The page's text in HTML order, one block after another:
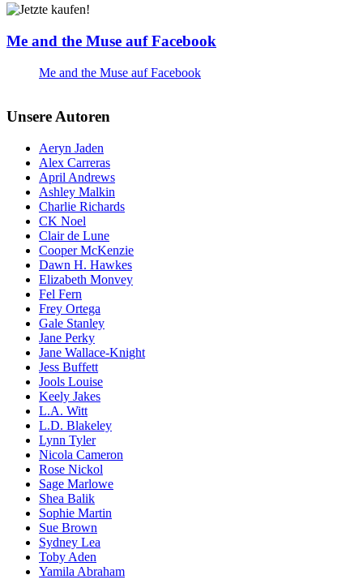
Me and the Muse auf Facebook
Me and the Muse auf Facebook
Unsere Autoren
Aeryn Jaden
Alex Carreras
April Andrews
Ashley Malkin
Charlie Richards
CK Noel
Clair de Lune
Cooper McKenzie
Dawn H. Hawkes
Elizabeth Monvey
Fel Fern
Frey Ortega
Gale Stanley
Jane Perky
Jane Wallace-Knight
Jess Buffett
Jools Louise
Keely Jakes
L.A. Witt
L.D. Blakeley
Lynn Tyler
Nicola Cameron
Rose Nickol
Sage Marlowe
Shea Balik
Sophie Martin
Sue Brown
Sydney Lea
Toby Aden
Yamila Abraham